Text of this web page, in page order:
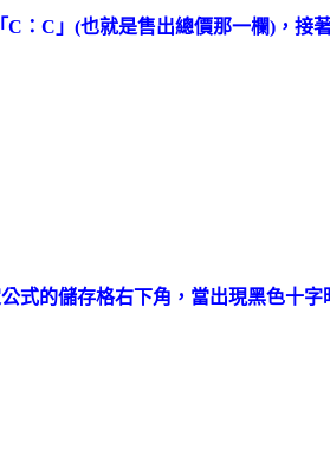
：C」(也就是售出總價那一欄)，接著
式的儲存格右下角，當出現黑色十字